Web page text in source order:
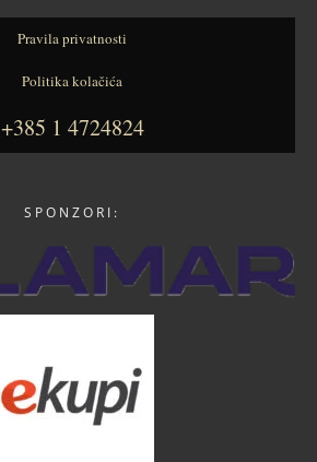
Pravila privatnosti
Politika kolačića
+385 1 4724824
SPONZORI: